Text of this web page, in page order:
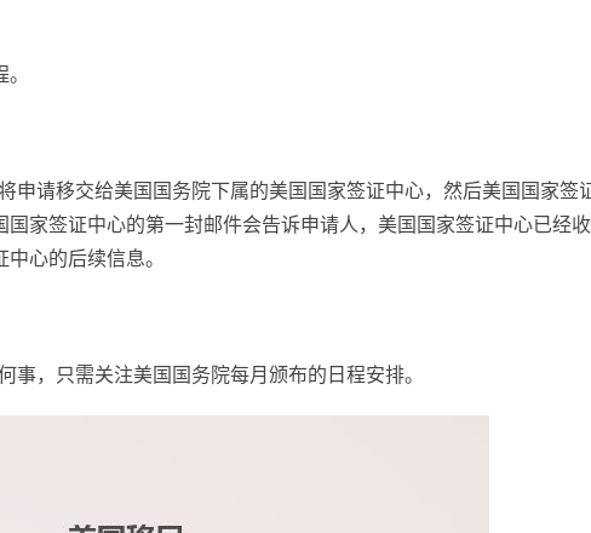
申请移交给美国国务院下属的美国国家签证中心，然后美国国家签
家签证中心的第一封邮件会告诉申请人，美国国家签证中心已经
心的后续信息。
，只需关注美国国务院每月颁布的日程安排。